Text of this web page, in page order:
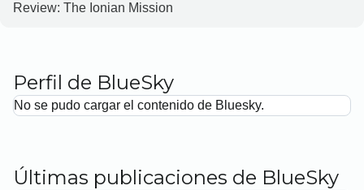
Review: The Ionian Mission
Perfil de BlueSky
No se pudo cargar el contenido de Bluesky.
Últimas publicaciones de BlueSky